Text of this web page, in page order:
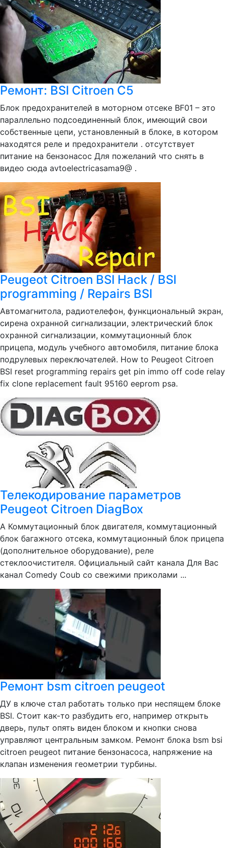
Ремонт: BSI Citroen C5
Блок предохранителей в моторном отсеке BF01 – это
параллельно подсоединенный блок, имеющий свои
собственные цепи, установленный в блоке, в котором
находятся реле и предохранители . отсутствует
питание на бензонасос Для пожеланий что снять в
видео сюда avtoelectricasama9@ .
Peugeot Citroen BSI Hack / BSI
programming / Repairs BSI
Автомагнитола, радиотелефон, функциональный экран,
сирена охранной сигнализации, электрический блок
охранной сигнализации, коммутационный блок
прицепа, модуль учебного автомобиля, питание блока
подрулевых переключателей. How to Peugeot Citroen
BSI reset programming repairs get pin immo off code relay
fix clone replacement fault 95160 eeprom psa.
Телекодирование параметров
Peugeot Citroen DiagBox
А Коммутационный блок двигателя, коммутационный
блок багажного отсека, коммутационный блок прицепа
(дополнительное оборудование), реле
стеклоочистителя. Официальный сайт канала Для Вас
канал Comedy Coub со свежими приколами ...
Ремонт bsm citroen peugeot
ДУ в ключе стал работать только при неспящем блоке
BSI. Стоит как-то разбудить его, например открыть
дверь, пульт опять виден блоком и кнопки снова
управляют центральным замком. Ремонт блока bsm bsi
citroen peugeot питание бензонасоса, напряжение на
клапан изменения геометрии турбины.